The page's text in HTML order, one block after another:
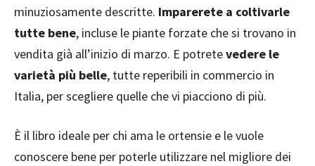
minuziosamente descritte. Imparerete a coltivarle
tutte bene, incluse le piante forzate che si trovano in
vendita già all’inizio di marzo. E potretevedere le
varietà più belle, tutte reperibili in commercio in
Italia, per scegliere quelle che vi piacciono di più.
È il libro ideale per chi ama le ortensie e le vuole
conoscere bene per poterle utilizzare nel migliore dei